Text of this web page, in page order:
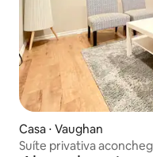
Casa ⋅ Vaughan
Suíte privativa